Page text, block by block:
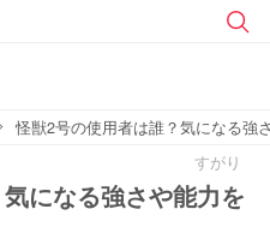
怪獣2号の使用者は誰？気になる強
すがり
になる強さや能力を